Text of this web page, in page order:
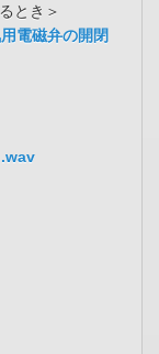
とき＞
電磁弁の開閉